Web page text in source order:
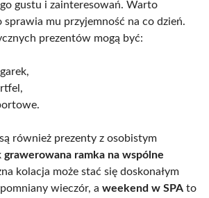
gustu i zainteresowań. Warto
sprawia mu przyjemność na co dzień.
prezentów mogą być:
również prezenty z osobistym
grawerowana ramka na wspólne
kolacja może stać się doskonałym
wieczór, a weekend w SPA to